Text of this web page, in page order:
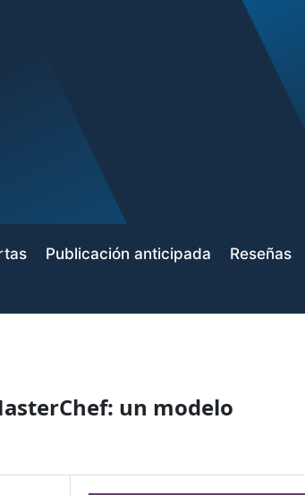
Publicación anticipada Reseñas
un modelo